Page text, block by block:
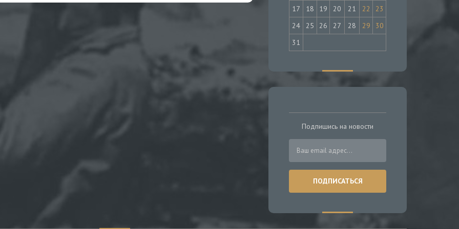
17 18 19 20 21 22
23
24
25 26 27 28 29
30
31
Подпишись на новости